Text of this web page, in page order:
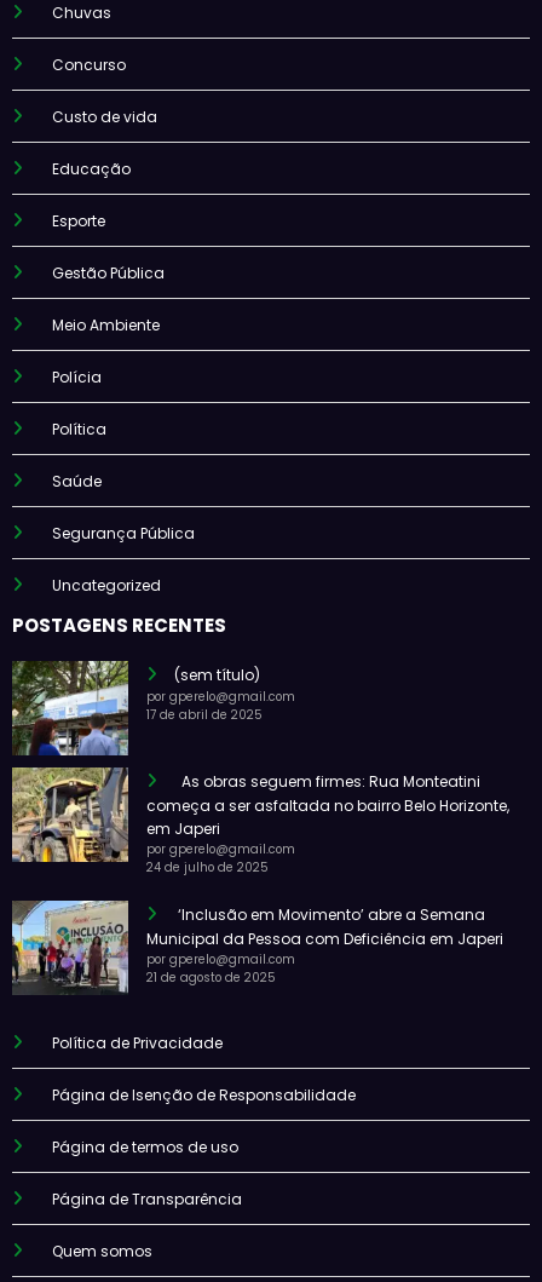
Chuvas
Concurso
Custo de vida
Educação
Esporte
Gestão Pública
Meio Ambiente
Polícia
Política
Saúde
Segurança Pública
Uncategorized
POSTAGENS RECENTES
(sem título)
por gperelo@gmail.com
17 de abril de 2025
As obras seguem firmes: Rua Monteatini
começa a ser asfaltada no bairro Belo Horizonte,
em Japeri
por gperelo@gmail.com
24 de julho de 2025
‘Inclusão em Movimento’ abre a Semana
Municipal da Pessoa com Deficiência em Japeri
por gperelo@gmail.com
21 de agosto de 2025
Política de Privacidade
Página de Isenção de Responsabilidade
Página de termos de uso
Página de Transparência
Quem somos